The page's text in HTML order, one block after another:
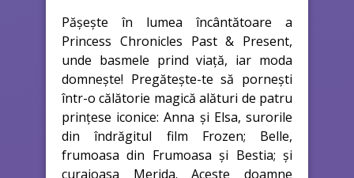
Pășește în lumea încântătoare a
Princess Chronicles Past & Present,
unde basmele prind viață, iar moda
domnește! Pregătește-te să pornești
într-o călătorie magică alături de patru
prințese iconice: Anna și Elsa, surorile
din îndrăgitul film Frozen; Belle,
frumoasa din Frumoasa și Bestia; și
curajoasa Merida. Aceste doamne